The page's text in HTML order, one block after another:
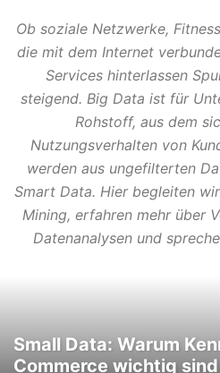
E-COMMERCE IT-SECURITY
MOBILITÄT OMNICHANNEL SHARE
Ob soziale Netzwerke,
die mit dem Internet
Services hinterlassen
steigend. Big Data ist für
Rohstoff, aus dem
Nutzungsverhalten von
werden aus ungefilterten
Smart Data. Hier begleiten
Mining, erfahren mehr über
Datenanalysen und
Small Data: Warum
Commerce wichtig sind